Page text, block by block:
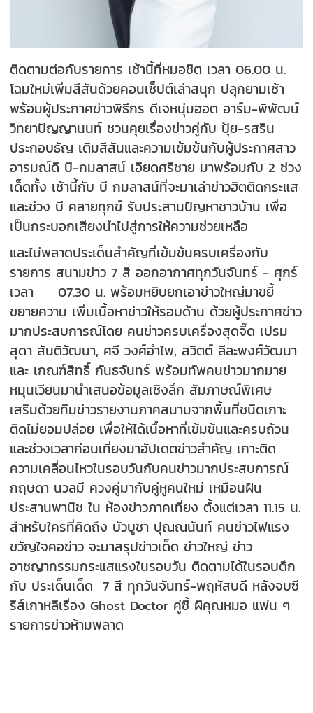
ติดตามต่อกับรายการ เช้านี้ที่หมอชิต เวลา06.00 น.
โฉมใหม่เพิ่มสีสันด้วยคอนเซ็ปต์เล่าสนุก ปลุกยามเช้า
พร้อมผู้ประกาศข่าวพิธีกร ดีเจหนุ่มฮอต อาร์ม-พิพัฒน์
วิทยาปัญญานนท์ ชวนคุยเรื่องข่าวคู่กับ ปุ้ย-รสริน
ประกอบธัญ เติมสีสันและความเข้มข้นกับผู้ประกาศสาว
อารมณ์ดี บี-กมลาสน์ เอียดศรีชาย มาพร้อมกับ2ช่วง
เด็ดทั้ง เช้านี้กับ บี กมลาสน์ที่จะมาเล่าข่าวฮิตติดกระแส
และช่วง บี คลายทุกข์ รับประสานปัญหาชาวบ้าน เพื่อ
เป็นกระบอกเสียงนำไปสู่การให้ความช่วยเหลือ
และไม่พลาดประเด็นสำคัญที่เข้มข้นครบเครื่องกับ
รายการ สนามข่าว7 สี ออกอากาศทุกวันจันทร์- ศุกร์
เวลา07.30 น. พร้อมหยิบยกเอาข่าวใหญ่มาขยี้
ขยายความ เพิ่มเนื้อหาข่าวให้รอบด้าน ด้วยผู้ประกาศข่าว
มากประสบการณ์โดย คนข่าวครบเครื่องสุดจี๊ด เปรม
สุดา สันติวัฒนา, ศจี วงศ์อำไพ, สวิตต์ ลีละพงศ์วัฒนา
และ เกณฑ์สิทธิ์ กันธจันทร์ พร้อมทัพคนข่าวมากมาย
หมุนเวียนมานำเสนอข้อมูลเชิงลึก สัมภาษณ์พิเศษ
เสริมด้วยทีมข่าวรายงานภาคสนามจากพื้นที่ชนิดเกาะ
ติดไม่ยอมปล่อย เพื่อให้ได้เนื้อหาที่เข้มข้นและครบถ้วน
และช่วงเวลาก่อนเที่ยงมาอัปเดตข่าวสำคัญ เกาะติด
ความเคลื่อนไหวในรอบวันกับคนข่าวมากประสบการณ์
กฤษดา นวลมี ควงคู่มากับคู่หูคนใหม่ เหมือนฝัน
ประสานพานิช ใน ห้องข่าวภาคเที่ยง ตั้งแต่เวลา11.15 น.
สำหรับใครที่คิดถึง บัวบูชา ปุณณนันท์ คนข่าวไฟแรง
ขวัญใจคอข่าว จะมาสรุปข่าวเด็ด ข่าวใหญ่ ข่าว
อาชญากรรมกระแสแรงในรอบวัน ติดตามได้ในรอบดึก
กับ ประเด็นเด็ด 7 สี ทุกวันจันทร์-พฤหัสบดี หลังจบซี
รีส์เกาหลีเรื่องGhost Doctor คู่ซี้ ผีคุณหมอ แฟน ๆ
รายการข่าวห้ามพลาด